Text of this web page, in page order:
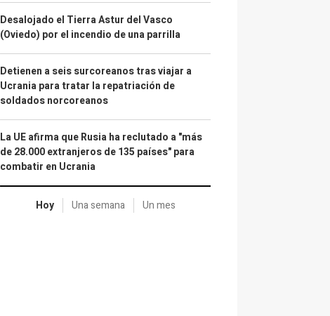
Desalojado el Tierra Astur del Vasco
(Oviedo) por el incendio de una parrilla
Detienen a seis surcoreanos tras viajar a
Ucrania para tratar la repatriación de
soldados norcoreanos
La UE afirma que Rusia ha reclutado a "más
de 28.000 extranjeros de 135 países" para
combatir en Ucrania
Hoy Una semana Un mes